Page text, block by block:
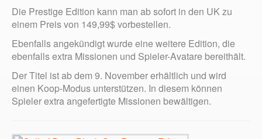
Die Prestige Edition kann man ab sofort in den UK zu
einem Preis von 149,99$ vorbestellen.
Ebenfalls angekündigt wurde eine weitere Edition, die
ebenfalls extra Missionen und Spieler-Avatare bereithält.
Der Titel ist ab dem 9. November erhältlich und wird
einen Koop-Modus unterstützen. In diesem können
Spieler extra angefertigte Missionen bewältigen.